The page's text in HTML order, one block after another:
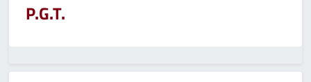
P.G.T.